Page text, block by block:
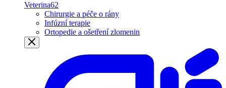
Veterina62
Chirurgie a péče o rány
Infúzní terapie
Ortopedie a ošetření zlomenin